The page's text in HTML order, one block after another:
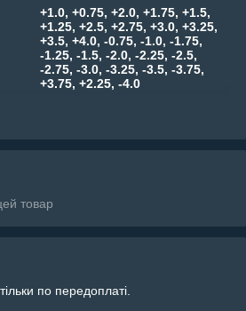
+1.0, +0.75, +2.0, +1.75, +1.5,
+1.25, +2.5, +2.75, +3.0, +3.25,
+3.5, +4.0, -0.75, -1.0, -1.75,
-1.25, -1.5, -2.0, -2.25, -2.5,
-2.75, -3.0, -3.25, -3.5, -3.75,
+3.75, +2.25, -4.0
товар
по передоплаті.